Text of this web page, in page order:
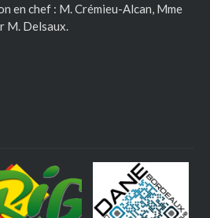
en chef : M. Crémieu-Alcan, Mme
M. Delsaux.